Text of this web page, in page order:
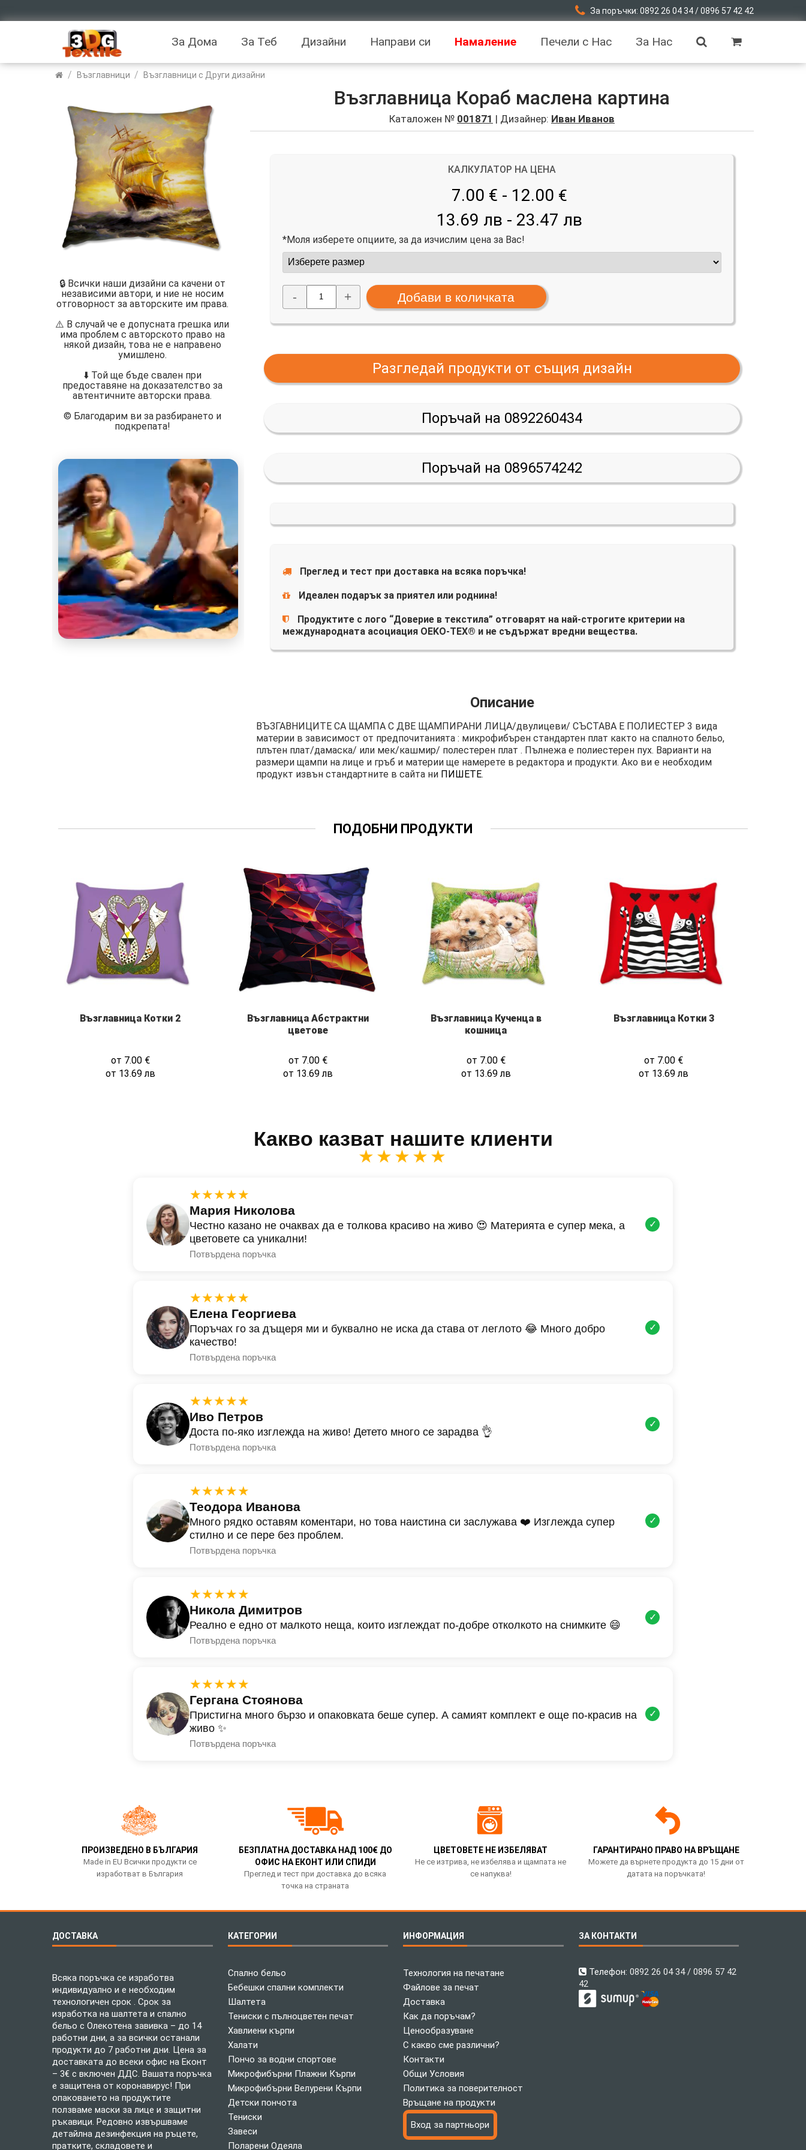
За поръчки: 0892 26 04 34 / 0896 57 42 42
За Дома За Теб Дизайни Направи си Намаление Печели с Нас За Нас
/ Възглавници / Възглавници с Други дизайни
🔒 Всички наши дизайни са качени от
независими автори, и ние не носим
отговорност за авторските им права.
⚠️ В случай че е допусната грешка или
има проблем с авторското право на
някой дизайн, това не е направено
умишлено.
⬇️ Той ще бъде свален при
предоставяне на доказателство за
автентичните авторски права.
©️ Благодарим ви за разбирането и
подкрепата!
Възглавница Кораб маслена картина
Каталожен № 001871 | Дизайнер: Иван Иванов
КАЛКУЛАТОР НА ЦЕНА
7.00 € - 12.00 €
13.69 лв - 23.47 лв
*Моля изберете опциите, за да изчислим цена за Вас!
- +
Разгледай продукти от същия дизайн
Поръчай на 0892260434
Поръчай на 0896574242
Преглед и тест при доставка на всяка поръчка!
Идеален подарък за приятел или роднина!
Продуктите с лого “Доверие в текстила” отговарят на най-строгите критерии на
международната асоциация OEKO-TEX® и не съдържат вредни вещества.
Описание
ВЪЗГАВНИЦИТЕ СА ЩАМПА С ДВЕ ЩАМПИРАНИ ЛИЦА/двулицеви/ СЪСТАВА Е ПОЛИЕСТЕР 3 вида
материи в зависимост от предпочитанията : микрофибърен стандартен плат както на спалното бельо,
плътен плат/дамаска/ или мек/кашмир/ полестерен плат . Пълнежа е полиестерен пух. Варианти на
размери щампи на лице и гръб и материи ще намерете в редактора и продукти. Ако ви е необходим
продукт извън стандартните в сайта ни ПИШЕТЕ.
ПОДОБНИ ПРОДУКТИ
Възглавница Котки 2
от 7.00 €
от 13.69лв
Възглавница Абстрактни
цветове
от 7.00 €
от 13.69лв
Възглавница Кученца в
кошница
от 7.00 €
от 13.69лв
Възглавница Котки 3
от 7.00 €
от 13.69лв
Какво казват нашите клиенти
★★★★★
★★★★★
Мария Николова
Честно казано не очаквах да е толкова красиво на живо 😍 Материята е супер мека, а
цветовете са уникални!
Потвърдена поръчка
✓
★★★★★
Елена Георгиева
Поръчах го за дъщеря ми и буквално не иска да става от леглото 😂 Много добро
качество!
Потвърдена поръчка
✓
★★★★★
Иво Петров
Доста по-яко изглежда на живо! Детето много се зарадва 👌
Потвърдена поръчка
✓
★★★★★
Теодора Иванова
Много рядко оставям коментари, но това наистина си заслужава ❤️ Изглежда супер
стилно и се пере без проблем.
Потвърдена поръчка
✓
★★★★★
Никола Димитров
Реално е едно от малкото неща, които изглеждат по-добре отколкото на снимките 😄
Потвърдена поръчка
✓
★★★★★
Гергана Стоянова
Пристигна много бързо и опаковката беше супер. А самият комплект е още по-красив на
живо ✨
Потвърдена поръчка
✓
ПРОИЗВЕДЕНО В БЪЛГАРИЯ
Made in EU Всички продукти се
изработват в България
БЕЗПЛАТНА ДОСТАВКА НАД 100€ ДО
ОФИС НА ЕКОНТ ИЛИ СПИДИ
Преглед и тест при доставка до всяка
точка на страната
ЦВЕТОВЕТЕ НЕ ИЗБЕЛЯВАТ
Не се изтрива, не избелява и щампата не
се напуква!
ГАРАНТИРАНО ПРАВО НА ВРЪЩАНЕ
Можете да върнете продукта до 15 дни от
датата на поръчката!
ДОСТАВКА
Всяка поръчка се изработва
индивидуално и е необходим
технологичен срок . Срок за
изработка на шалтета и спално
бельо с Олекотена завивка – до 14
работни дни, а за всички останали
продукти до 7 работни дни. Цена за
доставката до всеки офис на Еконт
– 3€ с включен ДДС. Вашата поръчка
е защитена от коронавирус! При
опаковането на продуктите
ползваме маски за лице и защитни
ръкавици. Редовно извършваме
детайлна дезинфекция на ръцете,
пратките, складовете и
КАТЕГОРИИ
Спално бельо
Бебешки спални комплекти
Шалтета
Тениски с пълноцветен печат
Хавлиени кърпи
Халати
Пончо за водни спортове
Микрофибърни Плажни Кърпи
Микрофибърни Велурени Кърпи
Детски пончота
Тениски
Завеси
Поларени Одеяла
ИНФОРМАЦИЯ
Технология на печатане
Файлове за печат
Доставка
Как да поръчам?
Ценообразуване
С какво сме различни?
Контакти
Общи Условия
Политика за поверителност
Връщане на продукти
Вход за партньори
ЗА КОНТАКТИ
Телефон: 0892 26 04 34 / 0896 57 42
42